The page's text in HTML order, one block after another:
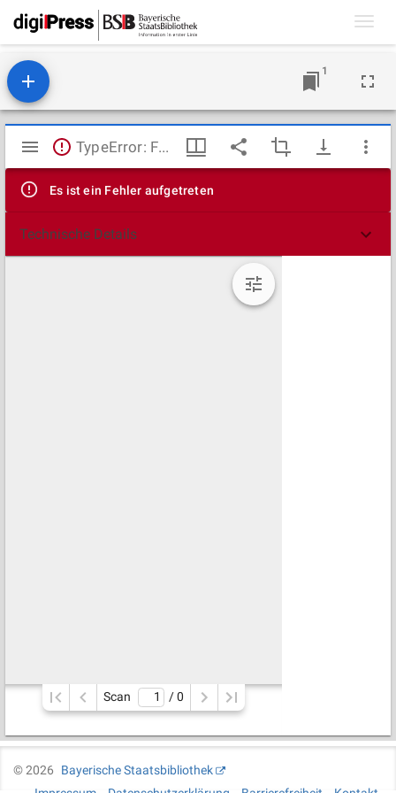
1
Mirador
Viewer
TypeError: Failed to fetch
Es ist ein Fehler aufgetreten
Technische Details
Scan / 0
©2026
Bayerische Staatsbibliothek